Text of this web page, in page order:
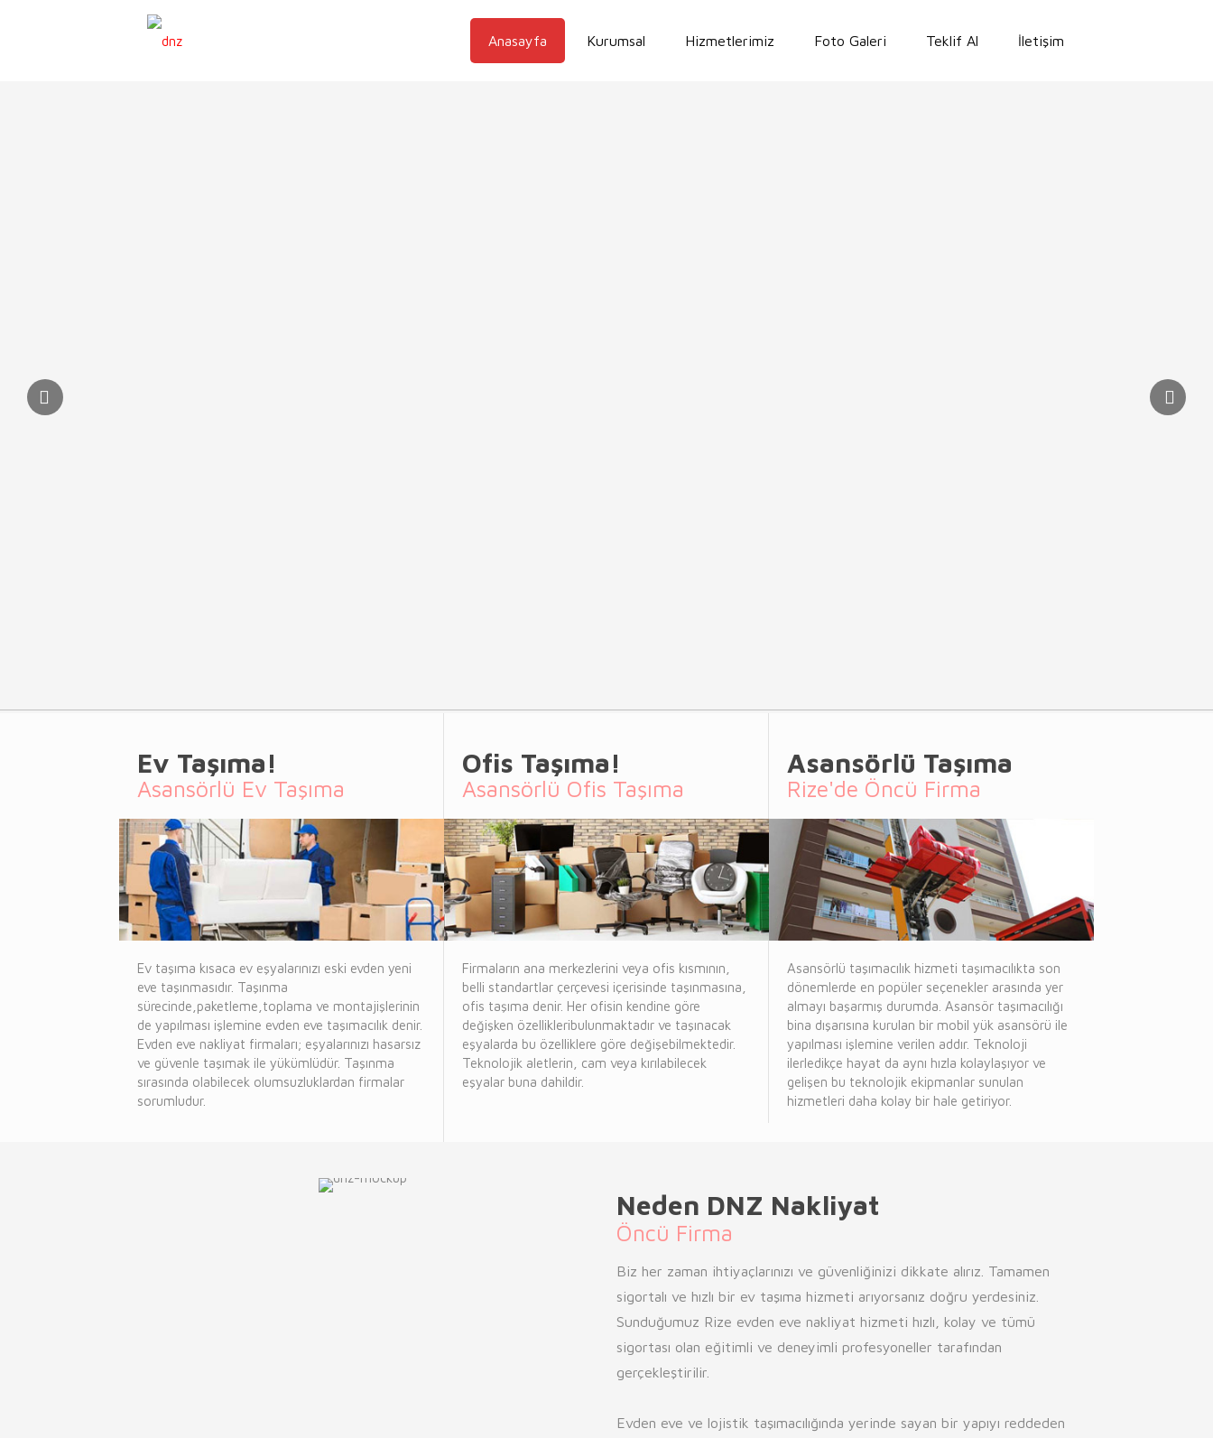
Anasayfa Kurumsal Hizmetlerimiz Foto Galeri Teklif Al İletişim
Ev Taşıma!
Asansörlü Ev Taşıma
Ev taşıma kısaca ev eşyalarınızı eski evden yeni
eve taşınmasıdır. Taşınma
sürecinde,paketleme,toplama ve montajişlerinin
de yapılması işlemine evden eve taşımacılık denir.
Evden eve nakliyat firmaları; eşyalarınızı hasarsız
ve güvenle taşımak ile yükümlüdür. Taşınma
sırasında olabilecek olumsuzluklardan firmalar
sorumludur.
Ofis Taşıma!
Asansörlü Ofis Taşıma
Firmaların ana merkezlerini veya ofis kısmının,
belli standartlar çerçevesi içerisinde taşınmasına,
ofis taşıma denir. Her ofisin kendine göre
değişken özellikleribulunmaktadır ve taşınacak
eşyalarda bu özelliklere göre değişebilmektedir.
Teknolojik aletlerin, cam veya kırılabilecek
eşyalar buna dahildir.
Asansörlü Taşıma
Rize'de Öncü Firma
Asansörlü taşımacılık hizmeti taşımacılıkta son
dönemlerde en popüler seçenekler arasında yer
almayı başarmış durumda. Asansör taşımacılığı
bina dışarısına kurulan bir mobil yük asansörü ile
yapılması işlemine verilen addır. Teknoloji
ilerledikçe hayat da aynı hızla kolaylaşıyor ve
gelişen bu teknolojik ekipmanlar sunulan
hizmetleri daha kolay bir hale getiriyor.
Neden DNZ Nakliyat
Öncü Firma
Biz her zaman ihtiyaçlarınızı ve güvenliğinizi dikkate alırız. Tamamen
sigortalı ve hızlı bir ev taşıma hizmeti arıyorsanız doğru yerdesiniz.
Sunduğumuz Rize evden eve nakliyat hizmeti hızlı, kolay ve tümü
sigortası olan eğitimli ve deneyimli profesyoneller tarafından
gerçekleştirilir.
Evden eve ve lojistik taşımacılığında yerinde sayan bir yapıyı reddeden